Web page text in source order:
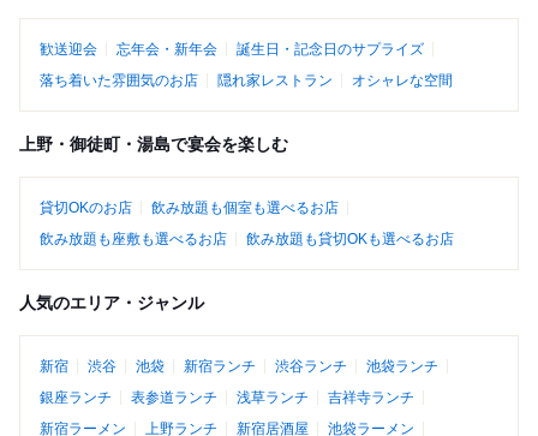
歓送迎会 忘年会・新年会
誕生日・記念日のサプライズ
落ち着いた雰囲気のお店
隠れ家レストラン オシャレな空間
上野・御徒町・湯島で宴会を楽しむ
貸切OKのお店
飲み放題も個室も選べるお店
飲み放題も座敷も選べるお店
飲み放題も貸切OKも選べるお店
人気のエリア・ジャンル
新宿 渋谷 池袋 新宿ランチ 渋谷ランチ
池袋ランチ
銀座ランチ
表参道ランチ 浅草ランチ
吉祥寺ランチ
新宿ラーメン
上野ランチ 新宿居酒屋 池袋ラーメン